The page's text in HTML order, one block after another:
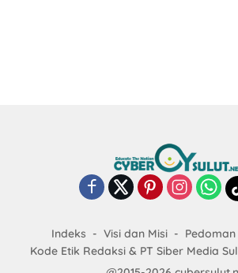
Indeks Visi dan Misi
Kode Etik Redaksi & PT Siber Media